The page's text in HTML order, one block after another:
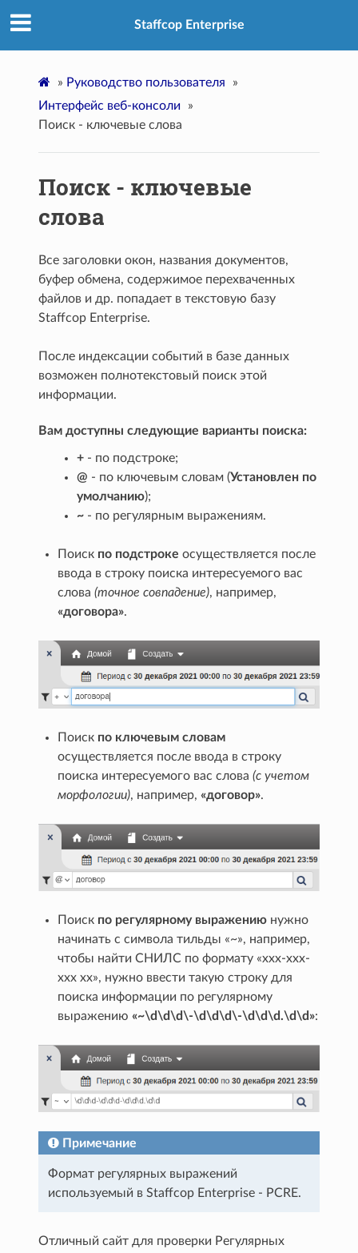
Staffcop Enterprise
» Руководство пользователя
»
Интерфейс веб-консоли
»
Поиск - ключевые слова
Поиск - ключевые
слова
Все заголовки окон, названия документов,
буфер обмена, содержимое перехваченных
файлов и др. попадает в текстовую базу
Staffcop Enterprise.
После индексации событий в базе данных
возможен полнотекстовый поиск этой
информации.
Вам доступны следующие варианты поиска:
+ - по подстроке;
@ - по ключевым словам (Установлен по
умолчанию);
~ - по регулярным выражениям.
Поиск по подстроке осуществляется после
ввода в строку поиска интересуемого вас
слова(точное совпадение), например,
«договора».
Поиск по ключевым словам
осуществляется после ввода в строку
поиска интересуемого вас слова(с учетом
морфологии), например,«договор».
Поиск по регулярному выражению нужно
начинать с символа тильды «~», например,
чтобы найти СНИЛС по формату «ххх-ххх-
ххх хх», нужно ввести такую строку для
поиска информации по регулярному
выражению«~\d\d\d\-\d\d\d\-\d\d\d.\d\d»:
Примечание
Формат регулярных выражений
используемый в Staffcop Enterprise - PCRE.
Отличный сайт для проверки Регулярных